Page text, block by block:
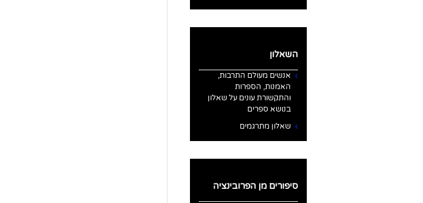
השאלון
אנשים מעולם התרבות,
האמנות, הספרות
והתקשורת עונים על שאלון
בנושא ספרים
שאלון מתרגמים
סיפורים מן הפרובינציה